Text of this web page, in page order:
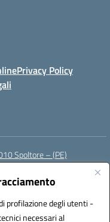
profilazione degli utenti -
necessari al
Privacy Policy
Spoltore – (PE)